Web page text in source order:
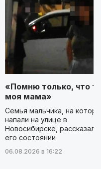
«Помню только, что
моя мама»
Семья мальчика, на
напали на улице в
Новосибирске, рассказала
его состоянии
06.08.2026 в 16:22